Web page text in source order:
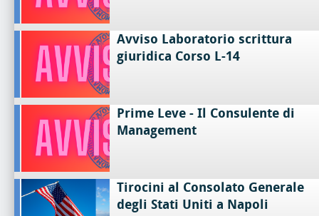
Avviso Laboratorio scrittura
giuridica Corso L-14
Prime Leve - Il Consulente di
Management
Tirocini al Consolato Generale
degli Stati Uniti a Napoli